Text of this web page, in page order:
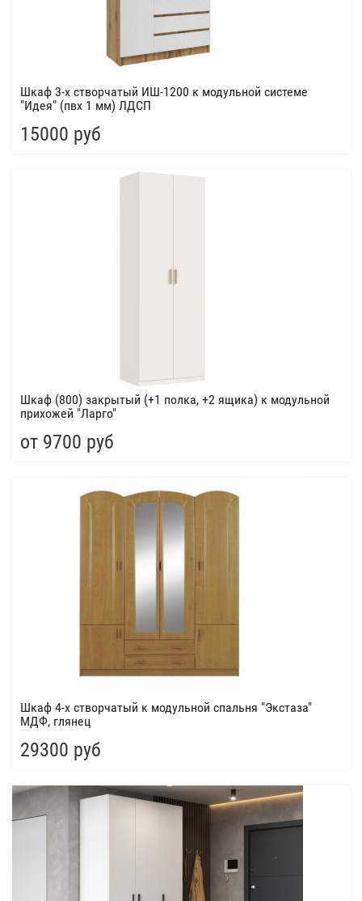
Шкаф 3-х створчатый ИШ-1200 к модульной системе
"Идея" (пвх 1 мм) ЛДСП
15000 руб
Шкаф (800) закрытый (+1 полка, +2 ящика) к модульной
прихожей "Ларго"
от 9700 руб
Шкаф 4-х створчатый к модульной спальня "Экстаза"
МДФ, глянец
29300 руб